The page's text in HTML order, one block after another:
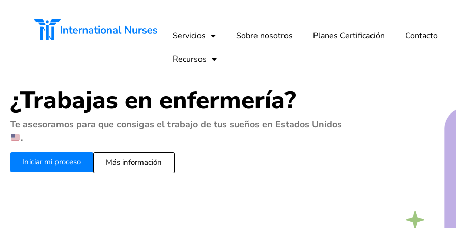
Servicios Sobre nosotros Planes Certificación Contacto
Recursos
¿Trabajas en enfermería?
Te asesoramos para que consigas el trabajo de tus sueños en Estados Unidos
.
Iniciar mi proceso Más información